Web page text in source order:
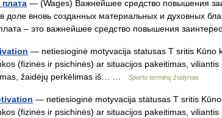
— (Wages) Важнейшее средство повышения
доле вновь созданных материальных и духовных
– это важнейшее средство повышения
— netiesioginė motyvacija statusas T sritis Kūno
(fizinės ir psichinės) ar situacijos pakeitimas,
žaidėjų perkėlimas iš… …
Sporto terminų žodynas
— netiesioginė motyvacija statusas T sritis
(fizinės ir psichinės) ar situacijos pakeitimas,